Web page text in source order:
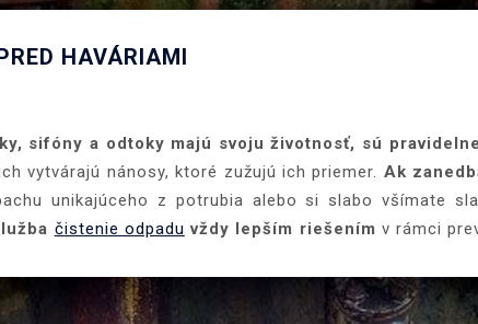
HAVÁRIAMI
sifóny a odtoky majú svoju životnosť, sú
vytvárajú nánosy, ktoré zužujú ich priemer. Ak
unikajúceho z potrubia alebo si slabo všímate
čistenie odpadu vždy lepším riešením v rámci